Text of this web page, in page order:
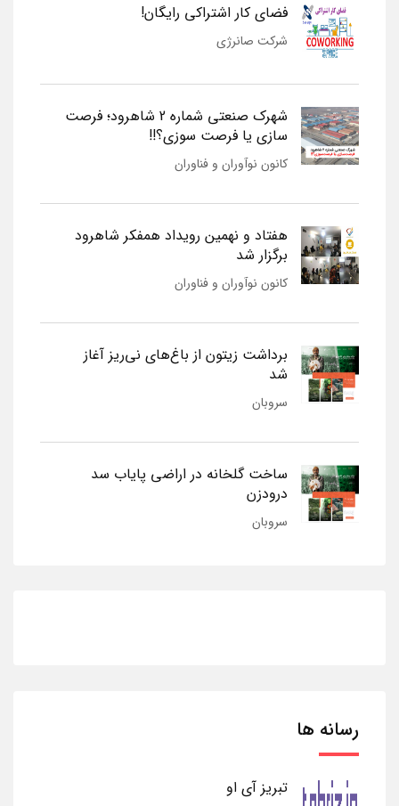
فضای کار اشتراکی رایگان!
شرکت صانرژی
شهرک صنعتی شماره 2 شاهرود؛ فرصت
سازی یا فرصت سوزی؟!!
کانون نوآوران و فناوران
هفتاد و نهمین رویداد همفکر شاهرود
برگزار شد
کانون نوآوران و فناوران
برداشت زیتون از باغ‌های نی‌ریز آغاز
شد
سروبان
ساخت گلخانه در اراضی پایاب سد
درودزن
سروبان
رسانه ها
تبریز آی او